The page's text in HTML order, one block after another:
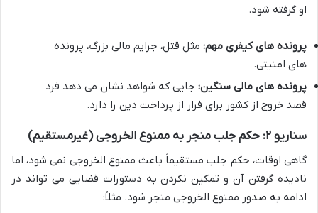
او گرفته شود.
پرونده های کیفری مهم: مثل قتل، جرایم مالی بزرگ، پرونده
های امنیتی.
پرونده های مالی سنگین: جایی که شواهد نشان می دهد فرد
قصد خروج از کشور برای فرار از پرداخت دین را دارد.
سناریو ۲: حکم جلب منجر به ممنوع الخروجی (غیرمستقیم)
گاهی اوقات، حکم جلب مستقیماً باعث ممنوع الخروجی نمی شود، اما
نادیده گرفتن آن و تمکین نکردن به دستورات قضایی می تواند در
ادامه به صدور ممنوع الخروجی منجر شود. مثلاً: